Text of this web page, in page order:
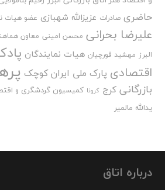
حاضری صادرات عزیزالله شهبازی عضو هیات
علیرضا بحرانی محسن امینی معاون
البرز مهشید قورچیان هیات نمایندگان
اقتصادی پارک ملی ایران کوچک
بازرگانی کرج کرونا کمیسیون گردشگری و
یدالله مالمیر
درباره اتاق